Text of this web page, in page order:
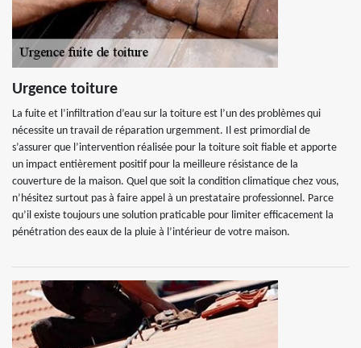
Urgence toiture
La fuite et l’infiltration d’eau sur la toiture est l’un des problèmes qui
nécessite un travail de réparation urgemment. Il est primordial de
s’assurer que l’intervention réalisée pour la toiture soit fiable et apporte
un impact entièrement positif pour la meilleure résistance de la
couverture de la maison. Quel que soit la condition climatique chez vous,
n’hésitez surtout pas à faire appel à un prestataire professionnel. Parce
qu’il existe toujours une solution praticable pour limiter efficacement la
pénétration des eaux de la pluie à l’intérieur de votre maison.